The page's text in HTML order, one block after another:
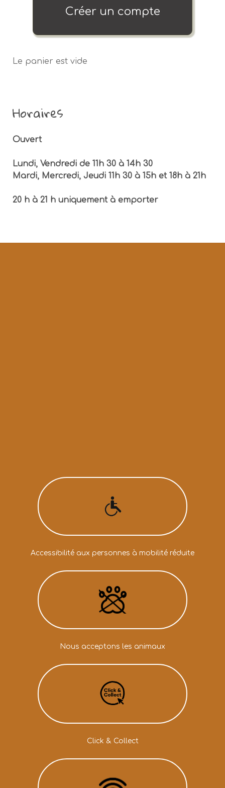
Créer un compte
Le panier est vide
Horaires
Ouvert
Lundi, Vendredi de 11h 30 à 14h 30
Mardi, Mercredi, Jeudi 11h 30 à 15h et 18h à 21h
20 h à 21 h uniquement à emporter
Accessibilité aux personnes à mobilité réduite
Nous acceptons les animaux
Click & Collect